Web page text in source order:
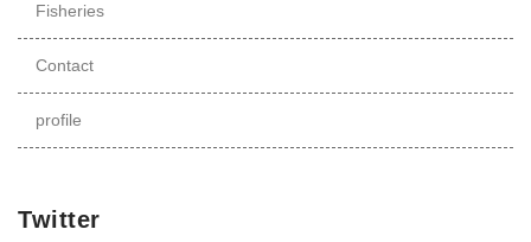
Fisheries
Contact
profile
Twitter